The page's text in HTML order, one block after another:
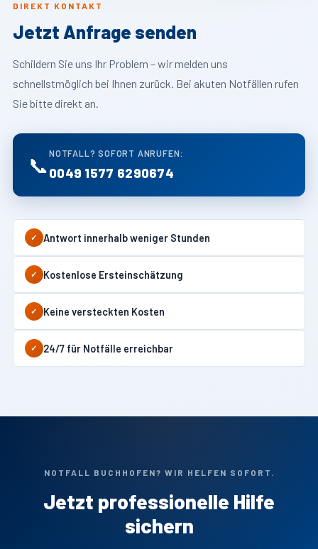
DIREKT KONTAKT
Jetzt Anfrage senden
Schildern Sie uns Ihr Problem – wir melden uns
schnellstmöglich bei Ihnen zurück. Bei akuten Notfällen rufen
Sie bitte direkt an.
📞 NOTFALL? SOFORT ANRUFEN:
0049 1577 6290674
✓ Antwort innerhalb weniger Stunden
✓ Kostenlose Ersteinschätzung
✓ Keine versteckten Kosten
✓ 24/7 für Notfälle erreichbar
NOTFALL BUCHHOFEN? WIR HELFEN SOFORT.
Jetzt professionelle Hilfe
sichern